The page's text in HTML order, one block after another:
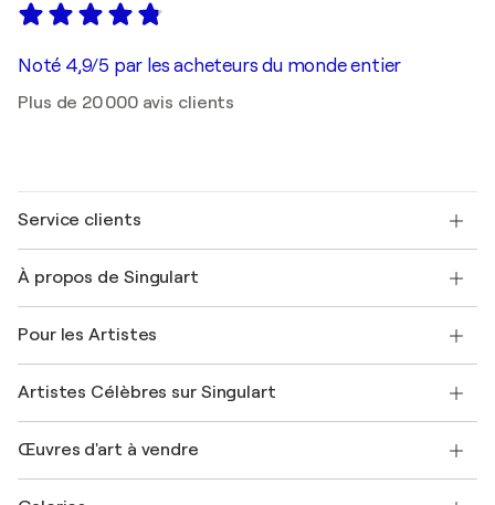
Noté 4,9/5 par les acheteurs du monde entier
Plus de 20 000 avis clients
Service clients
Expédition
Offrir une carte cadeau
Rejoignez notre programme commercial
Mon compte
+33 1 76 44 06 42
À propos de Singulart
FAQ
Magazine Singulart
Emplois
Découvrez une sélection d'art original
Pour les Artistes
Se connecter en tant qu'Artiste
Artistes Célèbres sur Singulart
Marc Chagall
Œuvres d'art à vendre